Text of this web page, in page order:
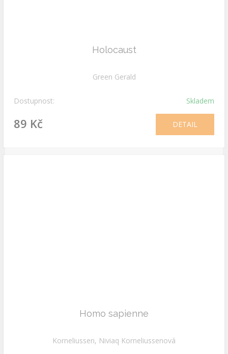
Holocaust
Green Gerald
Dostupnost: Skladem
89 Kč DETAIL
Homo sapienne
Korneliussen, Niviaq Korneliussenová